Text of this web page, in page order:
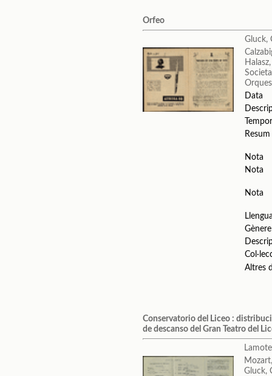
Orfeo
Gluck,
Data
Resum
Nota
Nota
Nota
Gènere
Altres
Conservatorio del Liceo :
de descanso del Gran Teatro del
Gluck,